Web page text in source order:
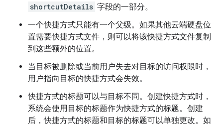
shortcutDetails 字段的一部分。
一个快捷方式只能有一个父级。如果其他云端硬盘位
置需要快捷方式文件，则可以将该快捷方式文件复制
到这些额外的位置。
当目标被删除或当前用户失去对目标的访问权限时，
用户指向目标的快捷方式会失效。
快捷方式的标题可以与目标不同。创建快捷方式时，
系统会使用目标的标题作为快捷方式的标题。创建
后，快捷方式的标题和目标的标题可以单独更改。如